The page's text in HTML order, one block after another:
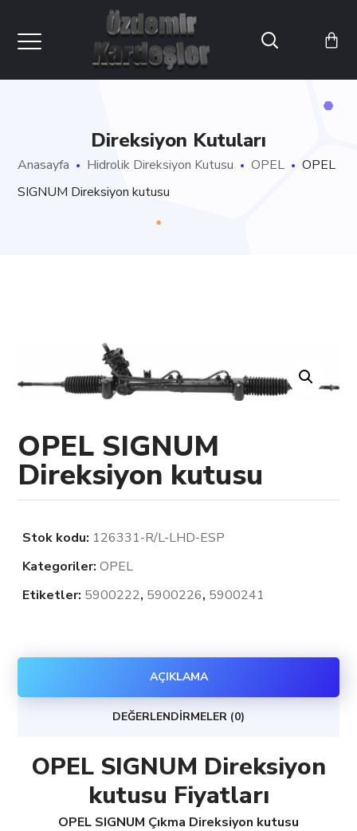
Direksiyon Kutuları
Anasayfa Hidrolik Direksiyon Kutusu OPEL
OPEL
SIGNUM Direksiyon kutusu
OPEL SIGNUM
Direksiyon kutusu
Stok kodu: 126331-R/L-LHD-ESP
Kategoriler:OPEL
Etiketler: 5900222, 5900226, 5900241
AÇIKLAMA
DEĞERLENDIRMELER (0)
OPEL SIGNUM Direksiyon
kutusu Fiyatları
OPEL SIGNUM Çıkma Direksiyon kutusu